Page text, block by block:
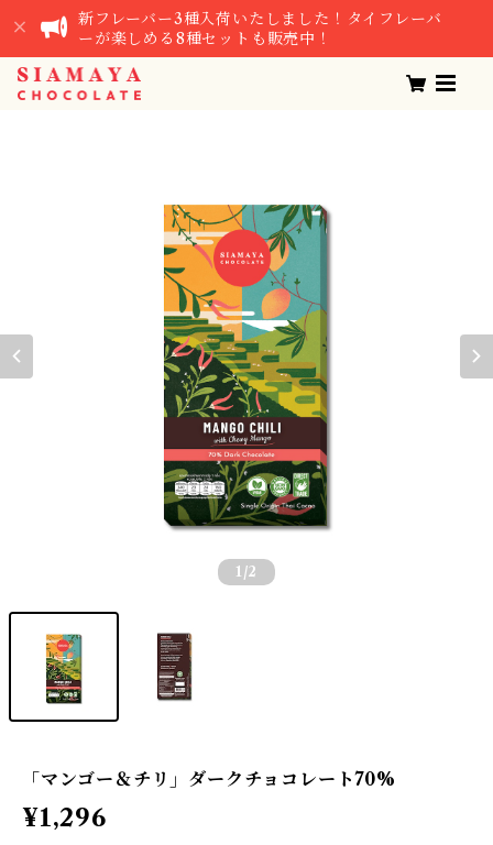
新フレーバー3種入荷いたしました！タイフレーバ
ーが楽しめる8種セットも販売中！
1 /2
「マンゴー＆チリ」ダークチョコレート70%
¥1,296